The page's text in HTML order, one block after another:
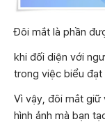
Đôi mắt là phần
khi đối diện với
trong việc biểu đạt
Vì vậy, đôi mắt giữ
hình ảnh mà bạn